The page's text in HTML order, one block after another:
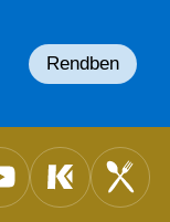
Rendben